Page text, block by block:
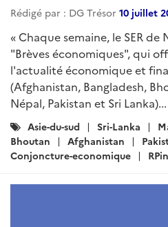
Rédigé par : DG Trésor 10 juillet
« Chaque semaine, le SER
"Brèves économiques", qui
l'actualité économique et
(Afghanistan, Bangladesh,
Népal, Pakistan et Sri Lanka)...
Catégories
:
Asie-du-sud Sri-Lanka
Bhoutan
Afghanistan
Conjoncture-economique